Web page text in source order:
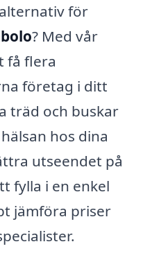
för
? Med vår
få flera
företag i ditt
träd och buskar
hos dina
utseendet på
fylla i en enkel
jämföra priser